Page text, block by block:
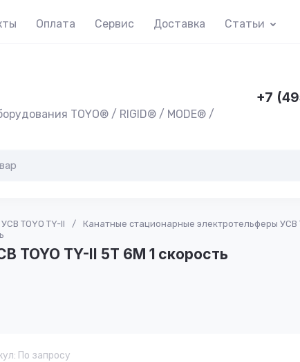
Оплата Сервис Доставка Статьи
TOYO® / RIGID® / MODE® /
+7
TOYO TY-II / Канатные стационарные электротельферы УСВ
TOYO TY-II 5T 6M 1 скорость
По запросу